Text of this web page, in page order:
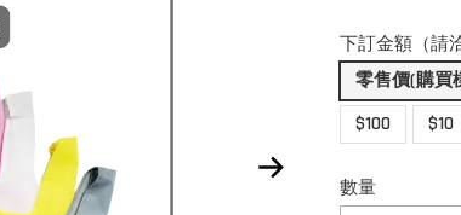
下訂金額（請
零售價(購買
$100
$10
數量